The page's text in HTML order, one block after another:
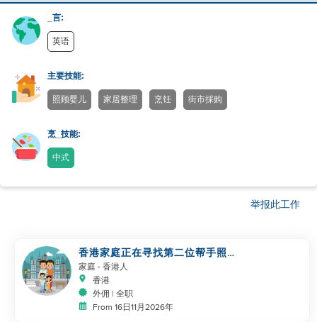
_言:
英语
主要技能:
照顾婴儿 家居整理 烹饪 街市採购
烹_技能:
中式
举报此工作
香港家庭正在寻找第二位帮手照顾
幼儿
家庭 - 香港人
香港
外佣 | 全职
From 16日11月2026年